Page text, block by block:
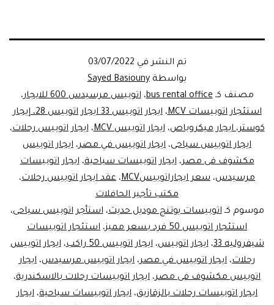
تم النشر في 03/07/2022
بواسطة Sayed Basiouny
مصنف كـbus rental office،اتوبيس مرسيدس 600 للايجار
،
استئجار اتوبيسات MCV
،
ايجار اتوبيس 33 ايجار اتوبيس 28، إيجار
كوستر، ايجار ميكروباص،ايجار اتوبيس MCV ،ايجار اتوبيس رحلات،
ايجار اتوبيس سياحى، ايجار اتوبيس في مصر، ايجار اتوبيس
مكشوف فى مصر،ايجار اتوبيسات سياحية،ايجار اتوبيسات
مرسيدس، سعر ايجاراتوبيسMCV ، عقد ايجار اتوبيس رحلات،
مكتب تأجير الحافلات
موسوم كـاتوبيسات يوتنج موديل حديث،استأجر اتوبيس سياحى،
استئجار اتوبيس 50 فرد بسعر مميز
، استئجار اتوبيسات
شيفروليه 33
،ايجار اتوبيس،ايجار اتوبيس 50 راكب ،ايجار اتوبيس
رحلات، ايجار اتوبيس في مصر، ايجار اتوبيس مرسيدس، ايجار
اتوبيس مكشوف فى مصر، ايجار اتوبيسات رحلات بالاسكندرية،
ايجار اتوبيسات رحلات بالزقازيق، ايجار اتوبيسات سياحية، ايجار